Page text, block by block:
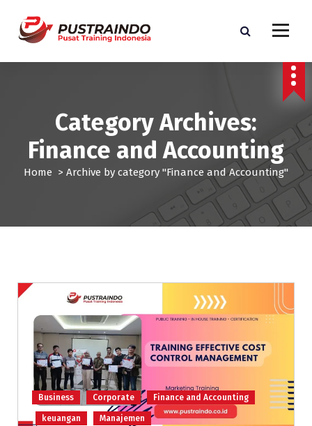
Category Archives:
Finance and Accounting
Home > Archive by category "Finance and Accounting"
Business Corporate Finance and Accounting
keuangan Manajemen